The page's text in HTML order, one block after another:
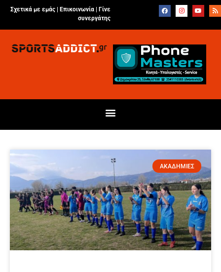
Σχετικά με εμάς | Επικοινωνία
Γίνε
συνεργάτης
ΑΚΑΔΗΜΙΕΣ